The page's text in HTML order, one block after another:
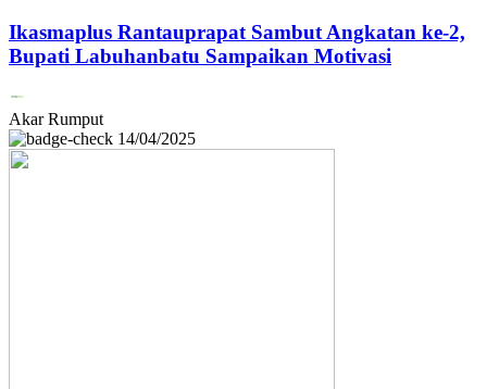
Ikasmaplus Rantauprapat Sambut Angkatan ke-2,
Bupati Labuhanbatu Sampaikan Motivasi
Akar Rumput
14/04/2025